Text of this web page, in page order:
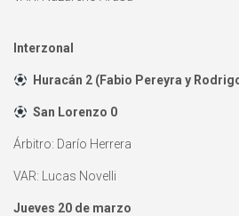
Interzonal
Huracán 2 (Fabio Pereyra y
San Lorenzo 0
Árbitro: Darío Herrera
VAR: Lucas Novelli
Jueves 20 de marzo